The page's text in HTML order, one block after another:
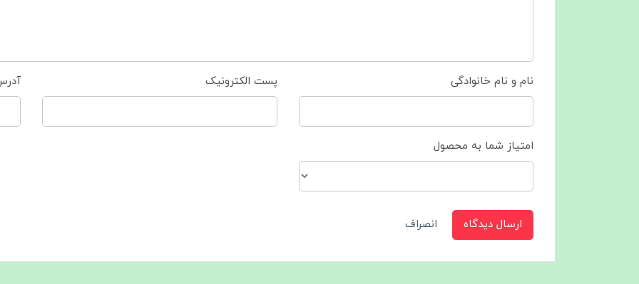
نام و نام خانوادگی پست الکترونیک
امتیاز شما به محصول
ارسال دیدگاه انصراف